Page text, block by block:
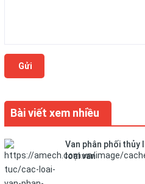
Bài viết xem nhiều
Van phân phối thủy
loại van
Gửi